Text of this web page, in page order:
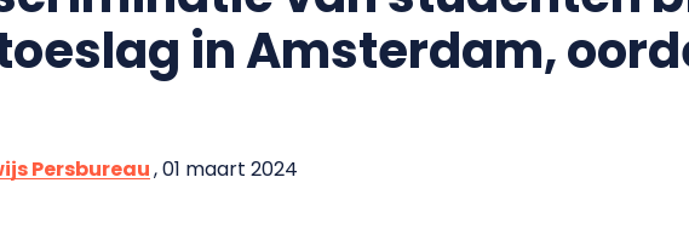
in Amsterdam,
Persbureau, 01 maart 2024